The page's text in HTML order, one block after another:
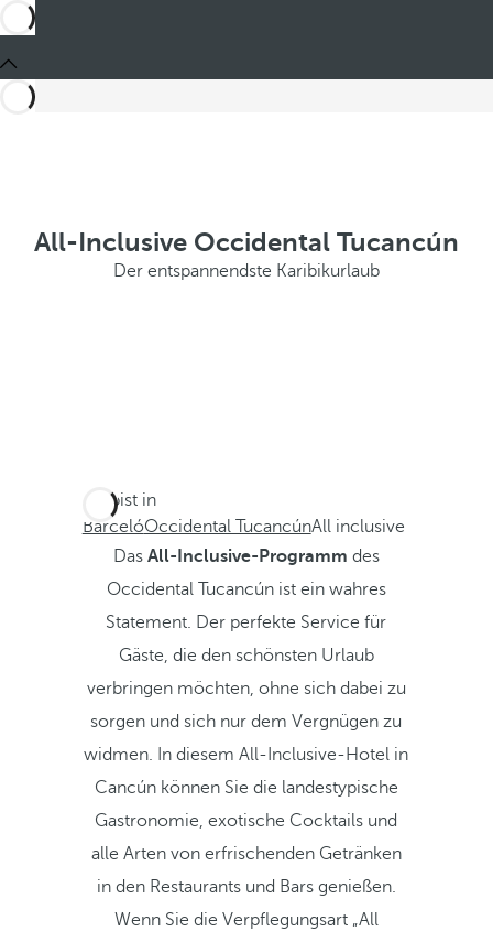
All-Inclusive Occidental Tucancún
Der entspannendste Karibikurlaub
Du bist in
BarcelóOccidental TucancúnAll inclusive
Das All-Inclusive-Programm des
Occidental Tucancún ist ein wahres
Statement. Der perfekte Service für
Gäste, die den schönsten Urlaub
verbringen möchten, ohne sich dabei zu
sorgen und sich nur dem Vergnügen zu
widmen. In diesem All-Inclusive-Hotel in
Cancún können Sie die landestypische
Gastronomie, exotische Cocktails und
alle Arten von erfrischenden Getränken
in den Restaurants und Bars genießen.
Wenn Sie die Verpflegungsart „All